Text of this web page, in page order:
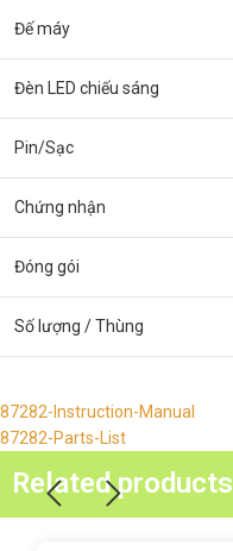
Đế máy
Đèn LED chiếu sáng
Pin/Sạc
Chứng nhận
Đóng gói
Số lượng / Thùng
87282-Instruction-Manual
87282-Parts-List
Related products